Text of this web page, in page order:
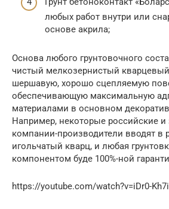
любых работ внутри или
основе акрила;
Основа любого грунтовочного
чистый мелкозернистый
шершавую, хорошо сцепляемую
обеспечивающую максимальную
материалами в основном
Например, некоторые российские
компании-производители вводят в
игольчатый кварц, и любая
компонентом буде 100%-ной
https://youtube.com/watch?v=iDr0-